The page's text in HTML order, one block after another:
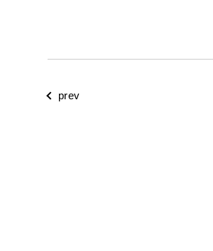
prev